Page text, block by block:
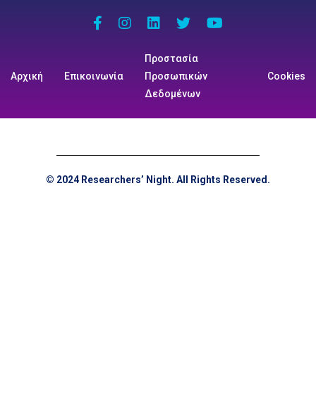
Αρχική Επικοινωνία
Προστασία
Προσωπικών
Δεδομένων
Cookies
© 2024 Researchers’ Night. All Rights Reserved.
Ελληνικά